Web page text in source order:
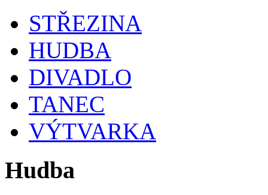
STŘEZINA
HUDBA
DIVADLO
TANEC
VÝTVARKA
Hudba